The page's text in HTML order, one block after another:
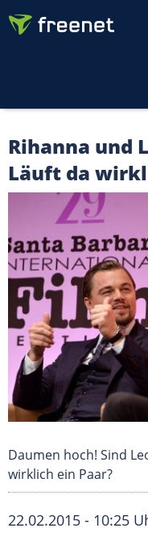
Rihanna und
Läuft da
Daumen hoch! Sind
wirklich ein Paar?
22.02.2015 - 10:25